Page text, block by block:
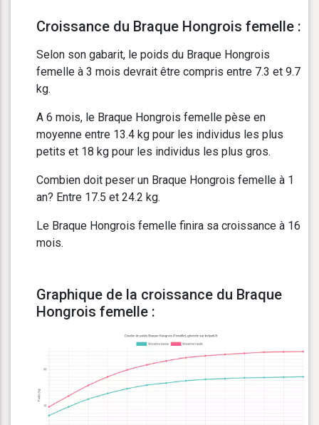
Croissance du Braque Hongrois femelle :
Selon son gabarit, le poids du Braque Hongrois
femelle à 3 mois devrait être compris entre 7.3 et 9.7
kg.
A 6 mois, le Braque Hongrois femelle pèse en
moyenne entre 13.4 kg pour les individus les plus
petits et 18 kg pour les individus les plus gros.
Combien doit peser un Braque Hongrois femelle à 1
an? Entre 17.5 et 24.2 kg.
Le Braque Hongrois femelle finira sa croissance à 16
mois.
Graphique de la croissance du Braque
Hongrois femelle :